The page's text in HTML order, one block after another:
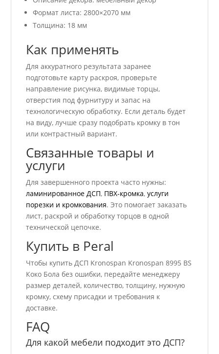
Формат листа: 2800×2070 мм
Толщина: 18 мм
Как применять
Для аккуратного результата заранее
подготовьте карту раскроя, проверьте
направление рисунка, видимые торцы,
отверстия под фурнитуру и запас на
технологическую обработку. Если деталь будет
на виду, лучше сразу подобрать кромку в тон
или контрастный вариант.
Связанные товары и
услуги
Для завершенного проекта часто нужны:
ламинированное ДСП, ПВХ-кромка,услуги
порезки и кромкования. Это помогает заказать
лист, раскрой и обработку торцов в одной
технической цепочке.
Купить в Peral
Чтобы купить ДСП Kronospan Kronospan 8995 ВS
Коко Бола без ошибки, передайте менеджеру
размер деталей, количество, толщину, нужную
кромку, схему присадки и требования к
доставке.
FAQ
Для какой мебели подходит это ДСП?